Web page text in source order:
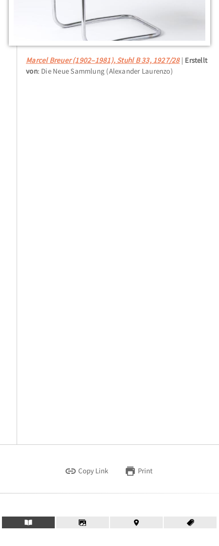
Marcel Breuer (1902–1981), Stuhl B 33, 1927/28 Erstellt
von: Die Neue Sammlung (Alexander Laurenzo)
Copy Link Print